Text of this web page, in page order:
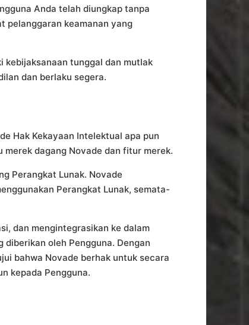
Anda telah diungkap tanpa
pelanggaran keamanan yang
kebijaksanaan tunggal dan mutlak
dan berlaku segera.
Hak Kekayaan Intelektual apa pun
dagang Novade dan fitur merek.
Perangkat Lunak. Novade
Perangkat Lunak, semata-
dan mengintegrasikan ke dalam
oleh Pengguna. Dengan
bahwa Novade berhak untuk secara
kepada Pengguna.